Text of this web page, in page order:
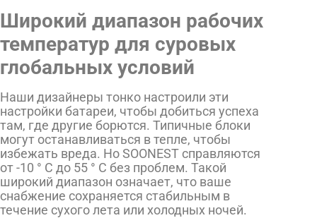
Широкий диапазон рабочих
температур для суровых
глобальных условий
Наши дизайнеры тонко настроили эти
настройки батареи, чтобы добиться успеха
там, где другие борются. Типичные блоки
могут останавливаться в тепле, чтобы
избежать вреда. Но SOONEST справляются
от -10 ° C до 55 ° C без проблем. Такой
широкий диапазон означает, что ваше
снабжение сохраняется стабильным в
течение сухого лета или холодных ночей.